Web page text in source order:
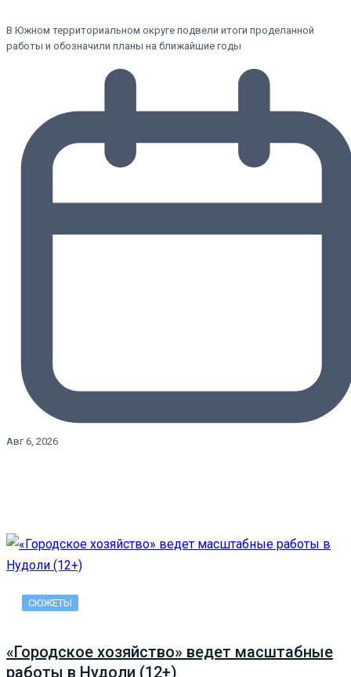
В Южном территориальном округе подвели итоги проделанной
работы и обозначили планы на ближайшие годы
Авг 6, 2026
СЮЖЕТЫ
«Городское хозяйство» ведет масштабные
работы в Нудоли (12+)